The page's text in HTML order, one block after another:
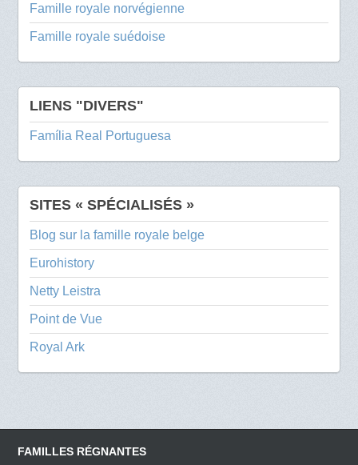
Famille royale norvégienne
Famille royale suédoise
LIENS "DIVERS"
Família Real Portuguesa
SITES « SPÉCIALISÉS »
Blog sur la famille royale belge
Eurohistory
Netty Leistra
Point de Vue
Royal Ark
FAMILLES RÉGNANTES